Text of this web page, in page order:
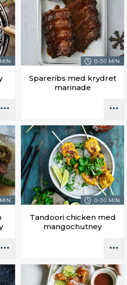
0-30 MIN.
Spareribs med krydret
marinade
0-30 MIN.
Tandoori chicken med
mangochutney